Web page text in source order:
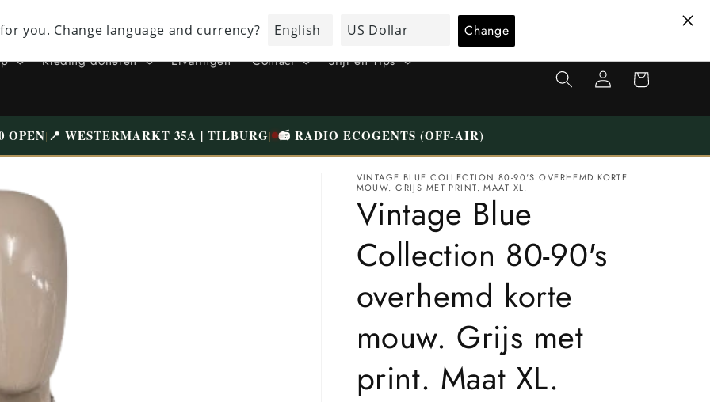
PARKEREN
a
Kleding doneren Ervaringen Contact Stijl en Tips
InloggenWinkelwagen
OPEN| 📍 WESTERMARKT 35A | TILBURG| 📻 RADIO ECOGENTS (OFF-AIR)
VINTAGE BLUE COLLECTION 80-90'S OVERHEMD KORTE
MOUW. GRIJS MET PRINT. MAAT XL.
Vintage Blue
Collection 80-90's
overhemd korte
mouw. Grijs met
print. Maat XL.